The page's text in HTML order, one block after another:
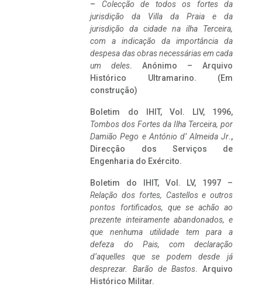
– Colecção de todos os fortes da
jurisdição da Villa da Praia e da
jurisdição da cidade na ilha Terceira,
com a indicação da importância da
despesa das obras necessárias em cada
um deles. Anónimo – Arquivo
Histórico Ultramarino. (Em
construção)
Boletim do IHIT, Vol. LIV, 1996,
Tombos dos Fortes da Ilha Terceira, por
Damião Pego e António d’ Almeida Jr.,
Direcção dos Serviços de
Engenharia do Exército.
Boletim do IHIT, Vol. LV, 1997 –
Relação dos fortes, Castellos e outros
pontos fortificados, que se achão ao
prezente inteiramente abandonados, e
que nenhuma utilidade tem para a
defeza do Pais, com declaração
d’aquelles que se podem desde já
desprezar. Barão de Bastos. Arquivo
Histórico Militar.